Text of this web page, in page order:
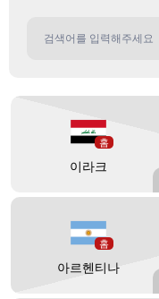
홈
이라크
홈
아르헨티나